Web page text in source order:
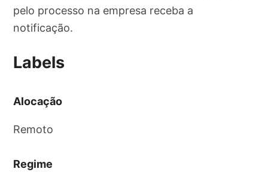
pelo processo na empresa receba a
notificação.
Labels
Alocação
Remoto
Regime